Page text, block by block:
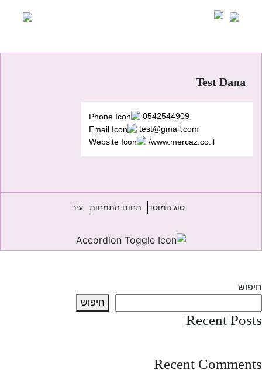
Test Dana
0542544909
test@gmail.com
www.mercaz.co.il/
סוג המוסד תחום התמחות עיר
חיפוש
חיפוש
Recent Posts
Recent Comments